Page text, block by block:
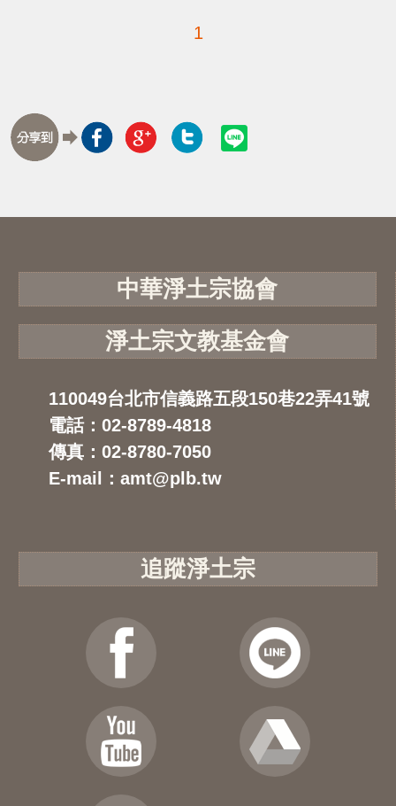
1
中華淨土宗協會
淨土宗文教基金會
110049台北市信義路五段150巷22弄41號
電話：02-8789-4818
傳真：02-8780-7050
E-mail：amt@plb.tw
追蹤淨土宗